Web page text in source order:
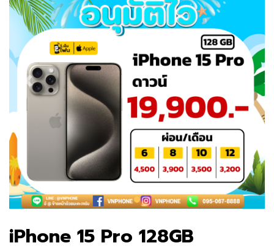
Previous Next
iPhone 15 Pro 128GB